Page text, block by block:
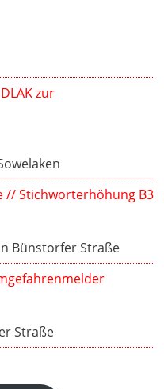
zur
// Stichworterhöhung B3
Bünstorfer Straße
Straße